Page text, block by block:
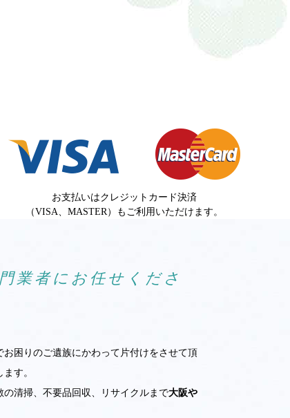
お支払いはクレジットカード決済
（VISA、MASTER）もご利用いただけます。
業者にお任せくださ
困りのご遺族にかわって片付けをさせて頂
す。
清掃、不要品回収、リサイクルまで大阪や